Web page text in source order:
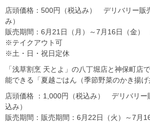
店頭価格：500円（税込み） デリバリー販
み）
販売期間：6月21日（月）～7月16日（金
※テイクアウト可
※土・日・祝日定休
「浅草割烹 天とよ」の八丁堀店と神保町店
能できる「夏越ごはん（季節野菜のかき揚げ
店頭価格 ：1,000円（税込み） デリバリー
込み）
販売期間：販売期間：6月22日（火）～7月